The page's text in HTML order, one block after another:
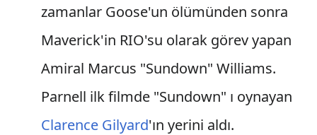
zamanlar Goose'un ölümünden sonra
Maverick'in RIO'su olarak görev yapan
Amiral Marcus "Sundown" Williams.
Parnell ilk filmde "Sundown" ı oynayan
Clarence Gilyard'ın yerini aldı.